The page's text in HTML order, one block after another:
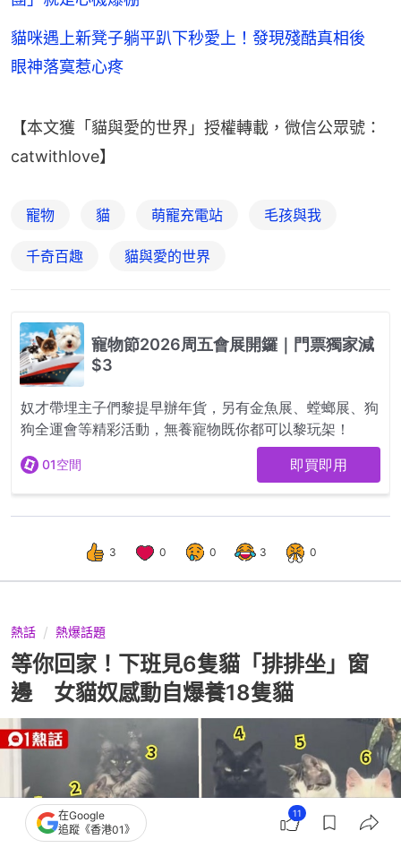
貓咪遇上新凳子躺平趴下秒愛上！發現殘酷真相後
眼神落寞惹心疼
【本文獲「貓與愛的世界」授權轉載，微信公眾號：
catwithlove】
寵物 貓 萌寵充電站 毛孩與我
千奇百趣 貓與愛的世界
3 0 0 3 0
熱話 熱爆話題
等你回家！下班見6隻貓「排排坐」窗
邊 女貓奴感動自爆養18隻貓
在Google
追蹤《香港01》
11